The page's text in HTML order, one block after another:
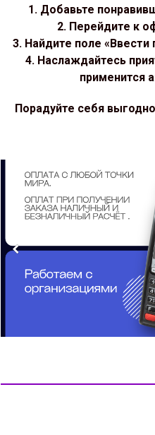
1. Добавьте
2. Перейдите к
3. Найдите поле
4. Наслаждайтесь
применится
Порадуйте себя